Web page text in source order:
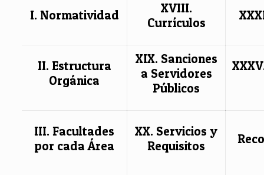
I. Normatividad
XVIII.
Currículos
II. Estructura
Orgánica
XIX. Sanciones
a Servidores
Públicos
III. Facultades
por cada Área
XX. Servicios y
Requisitos